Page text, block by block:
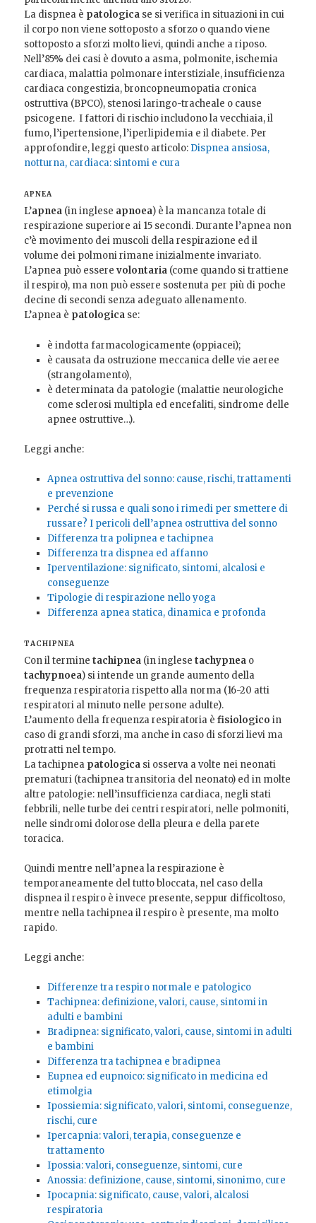
La dispnea è patologica se si verifica in situazioni in cui
il corpo non viene sottoposto a sforzo o quando viene
sottoposto a sforzi molto lievi, quindi anche a riposo.
Nell’85% dei casi è dovuto a asma, polmonite, ischemia
cardiaca, malattia polmonare interstiziale, insufficienza
cardiaca congestizia, broncopneumopatia cronica
ostruttiva (BPCO), stenosi laringo-tracheale o cause
psicogene. I fattori di rischio includono la vecchiaia, il
fumo, l’ipertensione, l’iperlipidemia e il diabete. Per
approfondire, leggi questo articolo: Dispnea ansiosa,
notturna, cardiaca: sintomi e cura
APNEA
L’apnea (in inglese apnoea) è la mancanza totale di
respirazione superiore ai 15 secondi. Durante l’apnea non
c’è movimento dei muscoli della respirazione ed il
volume dei polmoni rimane inizialmente invariato.
L’apnea può esserevolontaria (come quando si trattiene
il respiro), ma non può essere sostenuta per più di poche
decine di secondi senza adeguato allenamento.
L’apnea è patologica se:
è indotta farmacologicamente (oppiacei);
è causata da ostruzione meccanica delle vie aeree
(strangolamento),
è determinata da patologie (malattie neurologiche
come sclerosi multipla ed encefaliti, sindrome delle
apnee ostruttive…).
Leggi anche:
Apnea ostruttiva del sonno: cause, rischi, trattamenti
e prevenzione
Perché si russa e quali sono i rimedi per smettere di
russare? I pericoli dell’apnea ostruttiva del sonno
Differenza tra polipnea e tachipnea
Differenza tra dispnea ed affanno
Iperventilazione: significato, sintomi, alcalosi e
conseguenze
Tipologie di respirazione nello yoga
Differenza apnea statica, dinamica e profonda
TACHIPNEA
Con il termine tachipnea (in inglesetachypnea o
tachypnoea) si intende un grande aumento della
frequenza respiratoria rispetto alla norma (16-20 atti
respiratori al minuto nelle persone adulte).
L’aumento della frequenza respiratoria èfisiologico in
caso di grandi sforzi, ma anche in caso di sforzi lievi ma
protratti nel tempo.
La tachipnea patologica si osserva a volte nei neonati
prematuri (tachipnea transitoria del neonato) ed in molte
altre patologie: nell’insufficienza cardiaca, negli stati
febbrili, nelle turbe dei centri respiratori, nelle polmoniti,
nelle sindromi dolorose della pleura e della parete
toracica.
Quindi mentre nell’apnea la respirazione è
temporaneamente del tutto bloccata, nel caso della
dispnea il respiro è invece presente, seppur difficoltoso,
mentre nella tachipnea il respiro è presente, ma molto
rapido.
Leggi anche:
Differenze tra respiro normale e patologico
Tachipnea: definizione, valori, cause, sintomi in
adulti e bambini
Bradipnea: significato, valori, cause, sintomi in adulti
e bambini
Differenza tra tachipnea e bradipnea
Eupnea ed eupnoico: significato in medicina ed
etimolgia
Ipossiemia: significato, valori, sintomi, conseguenze,
rischi, cure
Ipercapnia: valori, terapia, conseguenze e
trattamento
Ipossia: valori, conseguenze, sintomi, cure
Anossia: definizione, cause, sintomi, sinonimo, cure
Ipocapnia: significato, cause, valori, alcalosi
respiratoria